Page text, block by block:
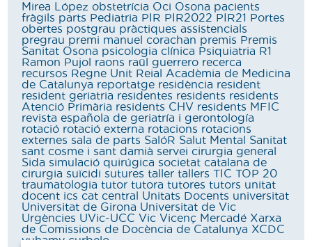
Mirea López obstetrícia Oci Osona pacients
fràgils parts Pediatria PIR PIR2022 PIR21 Portes
obertes postgrau pràctiques assistencials
pregrau premi manuel corachan premis Premis
Sanitat Osona psicologia clínica Psiquiatria R1
Ramon Pujol
raons raül guerrero recerca
recursos Regne Unit Reial Acadèmia de Medicina
de Catalunya reportatge residència resident
resident geriatria residentes residents residents
Atenció Primària residents CHV residents MFIC
revista española de geriatría i gerontología
rotació rotació externa rotacions rotacions
externes sala de parts SalóR Salut Mental
Sanitat
sant cosme i sant damià servei cirurgia general
Sida simulació quirúgica societat catalana de
cirurgia suïcidi sutures taller tallers TIC TOP 20
traumatologia tutor tutora tutores tutors unitat
docent ics cat central
Unitats Docents universitat
Universitat de Girona Universitat de Vic
Urgències UVic-UCC Vic Vicenç Mercadé Xarxa
de Comissions de Docència de Catalunya XCDC
yuhamy curbelo